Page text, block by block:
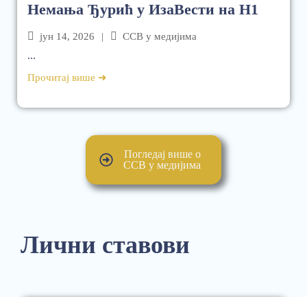
Немања Ђурић у ИзаВести на Н1
јун 14, 2026 | ССВ у медијима
...
Прочитај више ➜
Погледај више о
ССВ у медијима
Лични ставови